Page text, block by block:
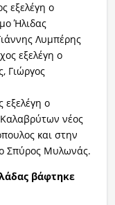
εξελέγη ο
Ήλιδας
Λυμπέρης
εξελέγη ο
Γιώργος
εξελέγη ο
νέος
και στην
ο Σπύρος Μυλωνάς.
βάφτηκε